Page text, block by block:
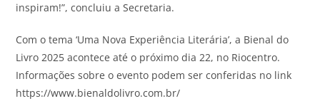
inspiram!”, concluiu a Secretaria.
Com o tema ‘Uma Nova Experiência Literária’, a Bienal do
Livro 2025 acontece até o próximo dia 22, no Riocentro.
Informações sobre o evento podem ser conferidas no link
https://www.bienaldolivro.com.br/